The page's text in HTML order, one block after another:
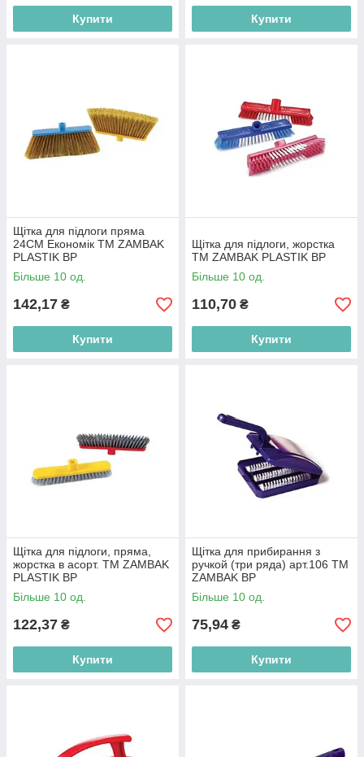
Купити Купити
Щітка для підлоги пряма
24СМ Економік ТМ ZAMBAK
PLASTIK BP
Більше 10 од.
142,17 ₴
Купити
Щітка для підлоги, жорстка
ТМ ZAMBAK PLASTIK BP
Більше 10 од.
110,70 ₴
Купити
Щітка для підлоги, пряма,
жорстка в асорт. ТМ ZAMBAK
PLASTIK BP
Більше 10 од.
122,37 ₴
Купити
Щітка для прибирання з
ручкой (три ряда) арт.106 ТМ
ZAMBAK BP
Більше 10 од.
75,94 ₴
Купити